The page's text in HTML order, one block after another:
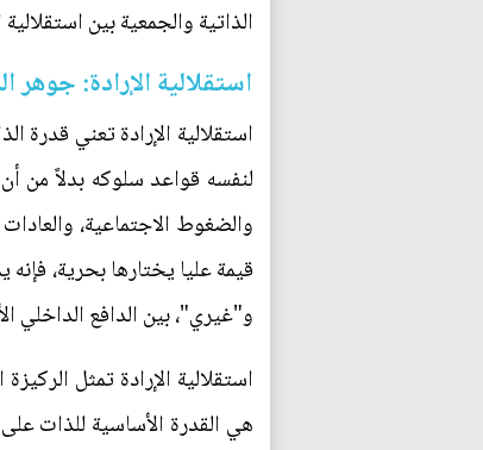
الذاتية والجمعية بين
استقلالية الإرادة: جوهر
استقلالية الإرادة تعني
لنفسه قواعد سلوكه بدلاً من
والضغوط الاجتماعية،
قيمة عليا يختارها بحرية،
و"غيري"، بين الدافع الداخلي
استقلالية الإرادة تمثل
هي القدرة الأساسية للذات